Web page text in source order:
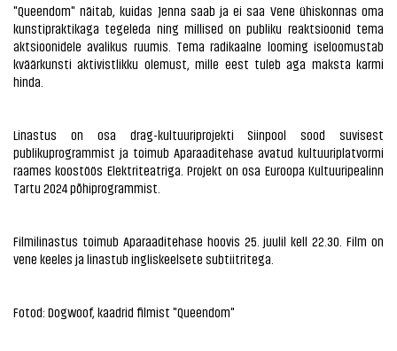
"Queendom" näitab, kuidas Jenna saab ja ei saa Vene ühiskonnas oma
kunstipraktikaga tegeleda ning millised on publiku reaktsioonid tema
aktsioonidele avalikus ruumis. Tema radikaalne looming iseloomustab
kväärkunsti aktivistlikku olemust, mille eest tuleb aga maksta karmi
hinda.
Linastus on osa drag-kultuuriprojekti Siinpool sood suvisest
publikuprogrammist ja toimub Aparaaditehase avatud kultuuriplatvormi
raames koostöös Elektriteatriga. Projekt on osa Euroopa Kultuuripealinn
Tartu 2024 põhiprogrammist.
Filmilinastus toimub Aparaaditehase hoovis 25. juulil kell 22.30. Film on
vene keeles ja linastub ingliskeelsete subtiitritega.
Fotod: Dogwoof, kaadrid filmist "Queendom"